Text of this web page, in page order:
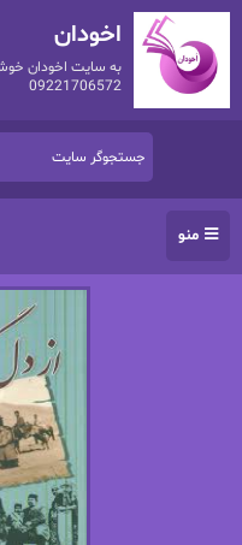
اخودان
به سایت اخودان خوش
09221706572
منو